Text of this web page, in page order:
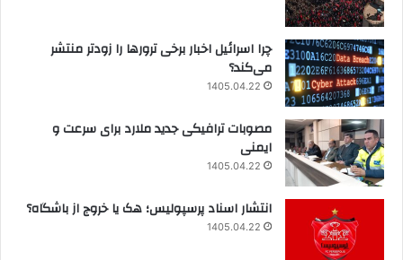
چرا اسرائیل اخبار برخی ترورها را زودتر منتشر
می‌کند؟
1405.04.22
مصوبات ترافیکی جدید ملارد برای سرعت و
ایمنی
1405.04.22
انتشار اسناد پرسپولیس؛ هک یا خروج از باشگاه؟
1405.04.22